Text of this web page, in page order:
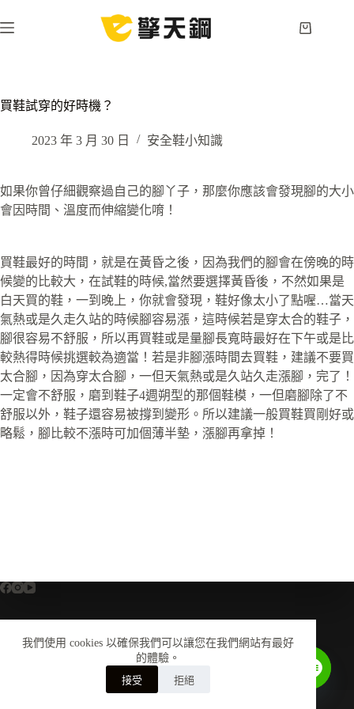
至
容
我們使用 cookies 以確保我們可以讓您在我們網站有最好
的體驗。
接受 拒絕
購
買鞋試穿的好時機？
2023 年 3 月 30 日 安全鞋小知識
如果你曾仔細觀察過自己的腳丫子，那麼你應該會發現腳的大小
會因時間、溫度而伸縮變化唷！
買鞋最好的時間，就是在黃昏之後，因為我們的腳會在傍晚的時
候變的比較大，在試鞋的時候,當然要選擇黃昏後，不然如果是
白天買的鞋，一到晚上，你就會發現，鞋好像太小了點喔…當天
氣熱或是久走久站的時候腳容易漲，這時候若是穿太合的鞋子，
腳很容易不舒服，所以再買鞋或是量腳長寬時最好在下午或是比
較熱得時候挑選較為適當！若是非腳漲時間去買鞋，建議不要買
太合腳，因為穿太合腳，一但天氣熱或是久站久走漲腳，完了！
一定會不舒服，磨到鞋子4週朔型的那個鞋模，一但磨腳除了不
舒服以外，鞋子還容易被撐到變形。所以建議一般買鞋買剛好或
略鬆，腳比較不漲時可加個薄半墊，漲腳再拿掉！
全部商品 關於我們
尺寸換算對照表
安全鞋知識
美津濃銷售授權聲明
聯絡我們